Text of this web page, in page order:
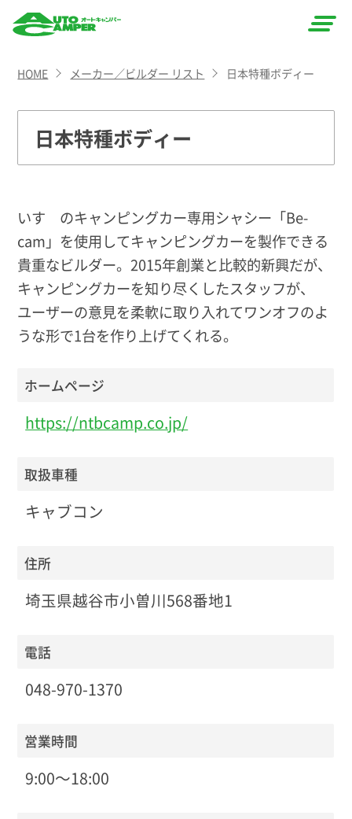
CAMPER
（オート
キャン
HOME メーカー／ビルダー リスト 日本特種ボディー
日本特種ボディー
いすゞのキャンピングカー専用シャシー「Be-
cam」を使用してキャンピングカーを製作できる
貴重なビルダー。2015年創業と比較的新興だが、
キャンピングカーを知り尽くしたスタッフが、
ユーザーの意見を柔軟に取り入れてワンオフのよ
うな形で1台を作り上げてくれる。
ホームページ
https://ntbcamp.co.jp/
取扱車種
キャブコン
住所
埼玉県越谷市小曽川568番地1
電話
048-970-1370
営業時間
9:00～18:00